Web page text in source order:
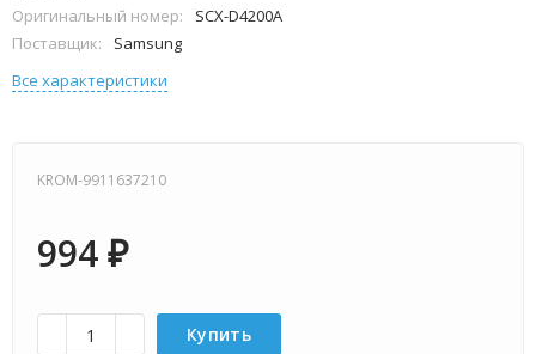
Оригинальный номер:
SCX-D4200A
Поставщик:
Samsung
Все характеристики
KROM-9911637210
994 ₽
Купить